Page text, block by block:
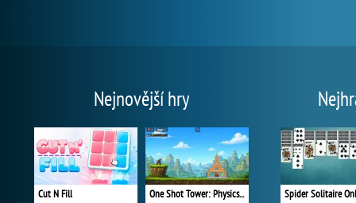
Nejnovější hry
Cut N Fill One Shot Tower: Physics Destroyer Spider Solitaire